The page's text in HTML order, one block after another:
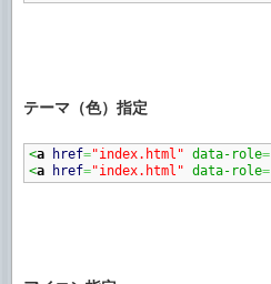
テーマ（色）指定
<a href="index.html" data-role=
<a href="index.html" data-role=